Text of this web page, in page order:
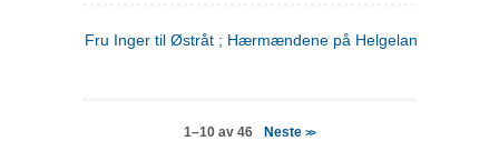
Fru Inger til Østråt ; Hærmændene på Helgeland
1–10 av 46 Neste>>